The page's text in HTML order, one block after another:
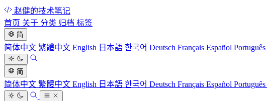
赵健的技术笔记
首页 关于 分类 归档 标签
简
简体中文 繁體中文 English 日本語 한국어 Deutsch Français Español Português
简
简体中文 繁體中文 English 日本語 한국어 Deutsch Français Español Português